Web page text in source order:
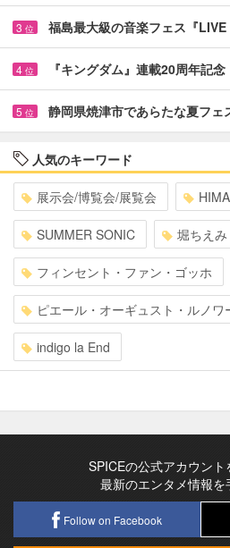
3 位 福島最大級の音楽フェス『
4 位 『キングダム』連載20周年記
5 位 静岡県焼津市であらたな夏フ
人気のキーワード
展示会/博覧会/展覧会
SUMMER SONIC 堀ちえみ
フィンセント・ファン・ゴッホ
ピエール・オーギュスト・ルノワ
indigo la End
SPICEの公式アカウン
最新のエンタメ情報を
Follow on Facebook